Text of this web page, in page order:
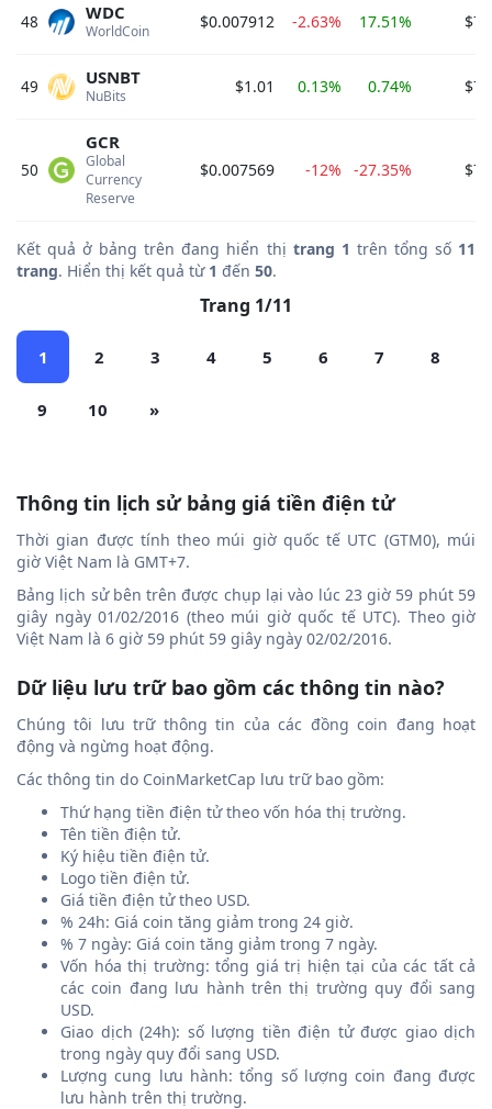
48 WorldCoin
WDC $0.007912 -2.63% 17.51%
49 NuBits
USNBT $1.01 0.13% 0.74%
50
Global
Currency
Reserve
GCR
$0.007569 -12% -27.35%
Kết quả ở bảng trên đang hiển thị trang 1 trên tổng số 11
trang. Hiển thị kết quả từ 1 đến 50.
Trang 1/11
1 2 3 4 5 6 7 8
9 10 »
Thông tin lịch sử bảng giá tiền điện tử
Thời gian được tính theo múi giờ quốc tế UTC (GTM0), múi
giờ Việt Nam là GMT+7.
Bảng lịch sử bên trên được chụp lại vào lúc 23 giờ 59 phút 59
giây ngày 01/02/2016 (theo múi giờ quốc tế UTC). Theo giờ
Việt Nam là 6 giờ 59 phút 59 giây ngày 02/02/2016.
Dữ liệu lưu trữ bao gồm các thông tin nào?
Chúng tôi lưu trữ thông tin của các đồng coin đang hoạt
động và ngừng hoạt động.
Các thông tin do CoinMarketCap lưu trữ bao gồm:
Thứ hạng tiền điện tử theo vốn hóa thị trường.
Tên tiền điện tử.
Ký hiệu tiền điện tử.
Logo tiền điện tử.
Giá tiền điện tử theo USD.
% 24h: Giá coin tăng giảm trong 24 giờ.
% 7 ngày: Giá coin tăng giảm trong 7 ngày.
Vốn hóa thị trường: tổng giá trị hiện tại của các tất cả
các coin đang lưu hành trên thị trường quy đổi sang
USD.
Giao dịch (24h): số lượng tiền điện tử được giao dịch
trong ngày quy đổi sang USD.
Lượng cung lưu hành: tổng số lượng coin đang được
lưu hành trên thị trường.